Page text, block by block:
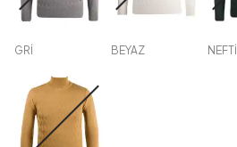
GRİ BEYAZ NEFTİ